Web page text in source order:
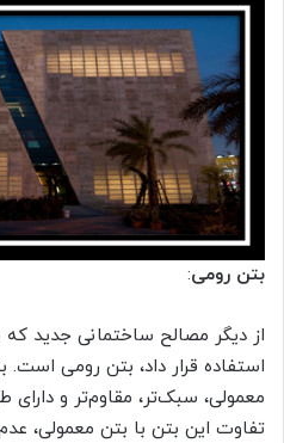
بتن رومی:
از دیگر مصالح ساختمانی جدید
استفاده قرار داد، بتن رومی
معمولی، سبک‌تر، مقاوم‌تر و
تفاوت این بتن با بتن معمولی،